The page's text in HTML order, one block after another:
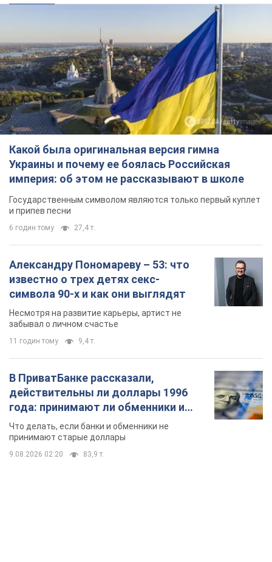
Какой была оригинальная версия гимна
Украины и почему ее боялась Российская
империя: об этом не рассказывают в школе
Государственным символом являются только первый куплет
и припев песни
6 годин тому 27,4 т.
Александру Пономареву – 53: что
известно о трех детях секс-
символа 90-х и как они выглядят
Несмотря на развитие карьеры, артист не
забывал о личном счастье
11 годин тому 9,4 т.
В ПриватБанке рассказали,
действительны ли доллары 1996
года: принимают ли обменники и
банки такие купюры
Что делать, если банки и обменники не
принимают старые доллары
9.08.2026 02:20 83,9 т.